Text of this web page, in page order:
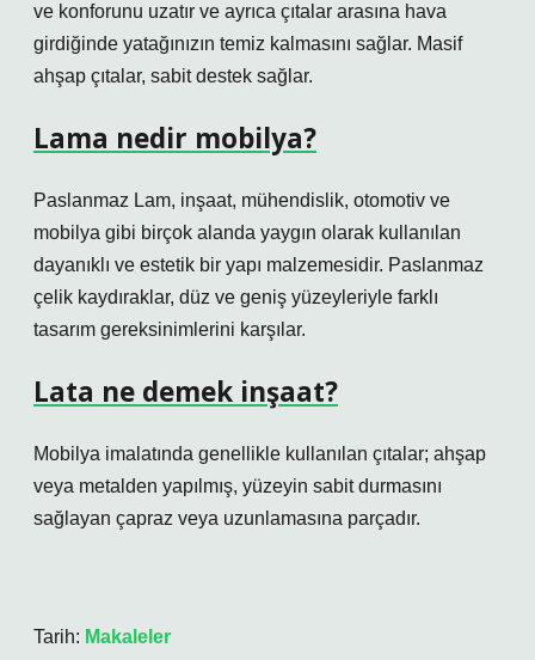
ve konforunu uzatır ve ayrıca çıtalar arasına hava
girdiğinde yatağınızın temiz kalmasını sağlar. Masif
ahşap çıtalar, sabit destek sağlar.
Lama nedir mobilya?
Paslanmaz Lam, inşaat, mühendislik, otomotiv ve
mobilya gibi birçok alanda yaygın olarak kullanılan
dayanıklı ve estetik bir yapı malzemesidir. Paslanmaz
çelik kaydıraklar, düz ve geniş yüzeyleriyle farklı
tasarım gereksinimlerini karşılar.
Lata ne demek inşaat?
Mobilya imalatında genellikle kullanılan çıtalar; ahşap
veya metalden yapılmış, yüzeyin sabit durmasını
sağlayan çapraz veya uzunlamasına parçadır.
Tarih: Makaleler